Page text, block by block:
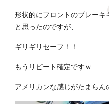
形状的にフロントのブレー
と思ったのですが、
ギリギリセーフ！！
もうリピート確定ですｗ
アメリカンな感じがたまらん